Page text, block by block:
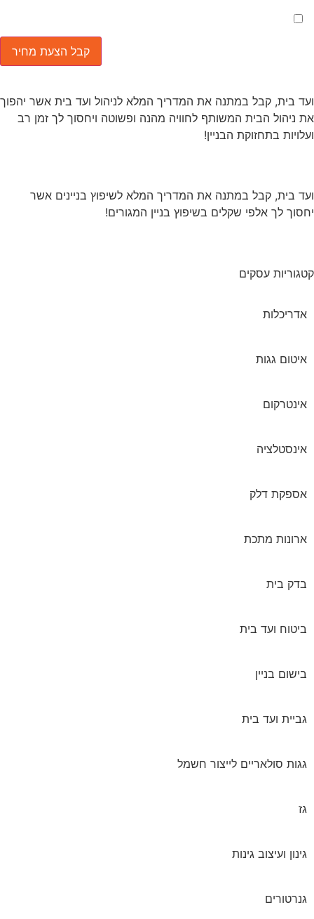
מאשר את תנאי הפרטיות
בית, קבל במתנה את המדריך המלא לניהול ועד בית אשר יהפוך
ניהול הבית המשותף לחוויה מהנה ופשוטה ויחסוך לך זמן רב
בתחזוקת הבניין!
בית, קבל במתנה את המדריך המלא לשיפוץ בניינים אשר
לך אלפי שקלים בשיפוץ בניין המגורים!
עסקים
אדריכלות
איטום גגות
אינטרקום
אינסטלציה
אספקת דלק
ארונות מתכת
בדק בית
ביטוח ועד בית
בישום בניין
גביית ועד בית
גגות סולאריים לייצור חשמל
גז
גינון ועיצוב גינות
גנרטורים